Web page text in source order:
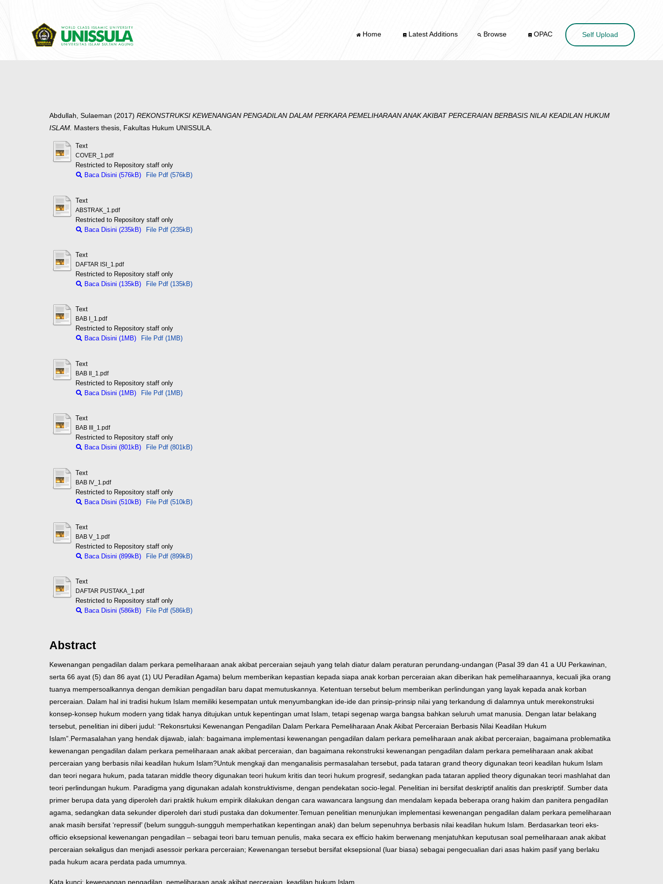
Home Latest Additions Browse OPAC Self Upload
Abdullah, Sulaeman (2017) REKONSTRUKSI KEWENANGAN PENGADILAN DALAM PERKARA PEMELIHARAAN ANAK AKIBAT PERCERAIAN BERBASIS NILAI KEADILAN HUKUM
ISLAM. Masters thesis, Fakultas Hukum UNISSULA.
Text
COVER_1.pdf
Restricted to Repository staff only
Baca Disini (576kB)
File Pdf (576kB)
Text
ABSTRAK_1.pdf
Restricted to Repository staff only
Baca Disini (235kB)
File Pdf (235kB)
Text
DAFTAR ISI_1.pdf
Restricted to Repository staff only
Baca Disini (135kB)
File Pdf (135kB)
Text
BAB I_1.pdf
Restricted to Repository staff only
Baca Disini (1MB)
File Pdf (1MB)
Text
BAB II_1.pdf
Restricted to Repository staff only
Baca Disini (1MB)
File Pdf (1MB)
Text
BAB III_1.pdf
Restricted to Repository staff only
Baca Disini (801kB)
File Pdf (801kB)
Text
BAB IV_1.pdf
Restricted to Repository staff only
Baca Disini (510kB)
File Pdf (510kB)
Text
BAB V_1.pdf
Restricted to Repository staff only
Baca Disini (899kB)
File Pdf (899kB)
Text
DAFTAR PUSTAKA_1.pdf
Restricted to Repository staff only
Baca Disini (586kB)
File Pdf (586kB)
Abstract
Kewenangan pengadilan dalam perkara pemeliharaan anak akibat perceraian sejauh yang telah diatur dalam peraturan perundang-undangan (Pasal 39 dan 41 a UU Perkawinan,
serta 66 ayat (5) dan 86 ayat (1) UU Peradilan Agama) belum memberikan kepastian kepada siapa anak korban perceraian akan diberikan hak pemeliharaannya, kecuali jika orang
tuanya mempersoalkannya dengan demikian pengadilan baru dapat memutuskannya. Ketentuan tersebut belum memberikan perlindungan yang layak kepada anak korban
perceraian. Dalam hal ini tradisi hukum Islam memiliki kesempatan untuk menyumbangkan ide-ide dan prinsip-prinsip nilai yang terkandung di dalamnya untuk merekonstruksi
konsep-konsep hukum modern yang tidak hanya ditujukan untuk kepentingan umat Islam, tetapi segenap warga bangsa bahkan seluruh umat manusia. Dengan latar belakang
tersebut, penelitian ini diberi judul: “Rekonsrtuksi Kewenangan Pengadilan Dalam Perkara Pemeliharaan Anak Akibat Perceraian Berbasis Nilai Keadilan Hukum
Islam”. Permasalahan yang hendak dijawab, ialah: bagaimana implementasi kewenangan pengadilan dalam perkara pemeliharaan anak akibat perceraian, bagaimana problematika
kewenangan pengadilan dalam perkara pemeliharaan anak akibat perceraian, dan bagaimana rekonstruksi kewenangan pengadilan dalam perkara pemeliharaan anak akibat
perceraian yang berbasis nilai keadilan hukum Islam?Untuk mengkaji dan menganalisis permasalahan tersebut, pada tataran grand theory digunakan teori keadilan hukum Islam
dan teori negara hukum, pada tataran middle theory digunakan teori hukum kritis dan teori hukum progresif, sedangkan pada tataran applied theory digunakan teori mashlahat dan
teori perlindungan hukum. Paradigma yang digunakan adalah konstruktivisme, dengan pendekatan socio-legal. Penelitian ini bersifat deskriptif analitis dan preskriptif. Sumber data
primer berupa data yang diperoleh dari praktik hukum empirik dilakukan dengan cara wawancara langsung dan mendalam kepada beberapa orang hakim dan panitera pengadilan
agama, sedangkan data sekunder diperoleh dari studi pustaka dan dokumenter.Temuan penelitian menunjukan implementasi kewenangan pengadilan dalam perkara pemeliharaan
anak masih bersifat ‘repressif’ (belum sungguh-sungguh memperhatikan kepentingan anak) dan belum sepenuhnya berbasis nilai keadilan hukum Islam. Berdasarkan teori eks-
officio eksepsional kewenangan pengadilan – sebagai teori baru temuan penulis, maka secara ex efficio hakim berwenang menjatuhkan keputusan soal pemeliharaan anak akibat
perceraian sekaligus dan menjadi asessoir perkara perceraian; Kewenangan tersebut bersifat eksepsional (luar biasa) sebagai pengecualian dari asas hakim pasif yang berlaku
pada hukum acara perdata pada umumnya.
Kata kunci: kewenangan pengadilan, pemeliharaan anak akibat perceraian, keadilan hukum Islam.